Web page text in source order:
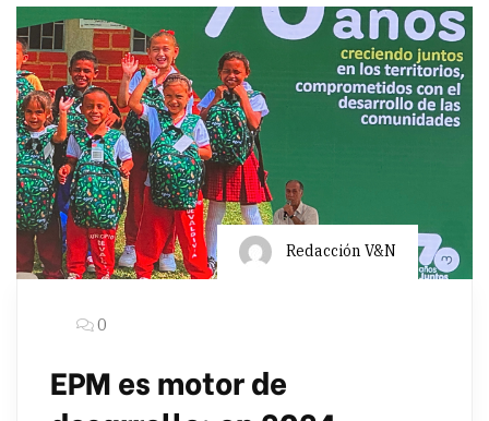
Redacción V&N
0
EPM es motor de